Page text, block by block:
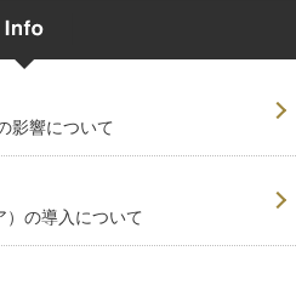
影響について
の導入について